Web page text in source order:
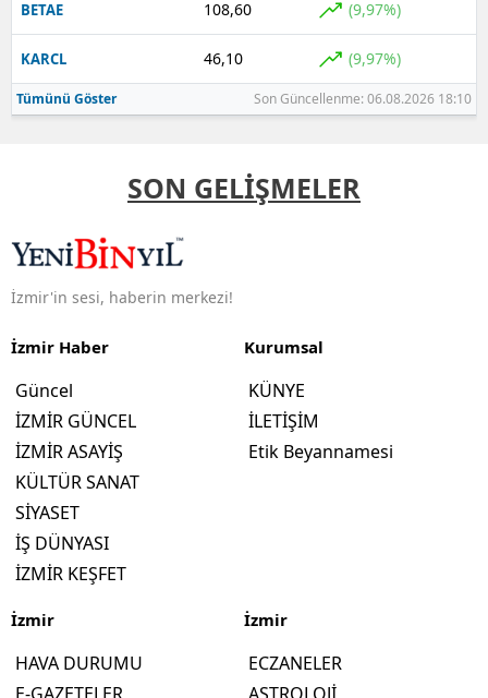
BETAE 108,60 (9,97%)
KARCL 46,10 (9,97%)
Tümünü Göster Son Güncellenme: 06.08.2026 18:10
SON GELİŞMELER
İzmir'in sesi, haberin merkezi!
İzmir Haber
Güncel
İZMİR GÜNCEL
İZMİR ASAYİŞ
KÜLTÜR SANAT
SİYASET
İŞ DÜNYASI
İZMİR KEŞFET
Kurumsal
KÜNYE
İLETİŞİM
Etik Beyannamesi
İzmir
HAVA DURUMU
İzmir
ECZANELER